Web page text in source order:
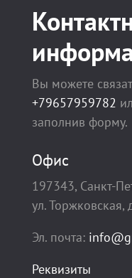
Вы можете
+79657959782
заполнив форму.
Офис
197343, Санкт-
ул.
Эл. почта:
Реквизиты